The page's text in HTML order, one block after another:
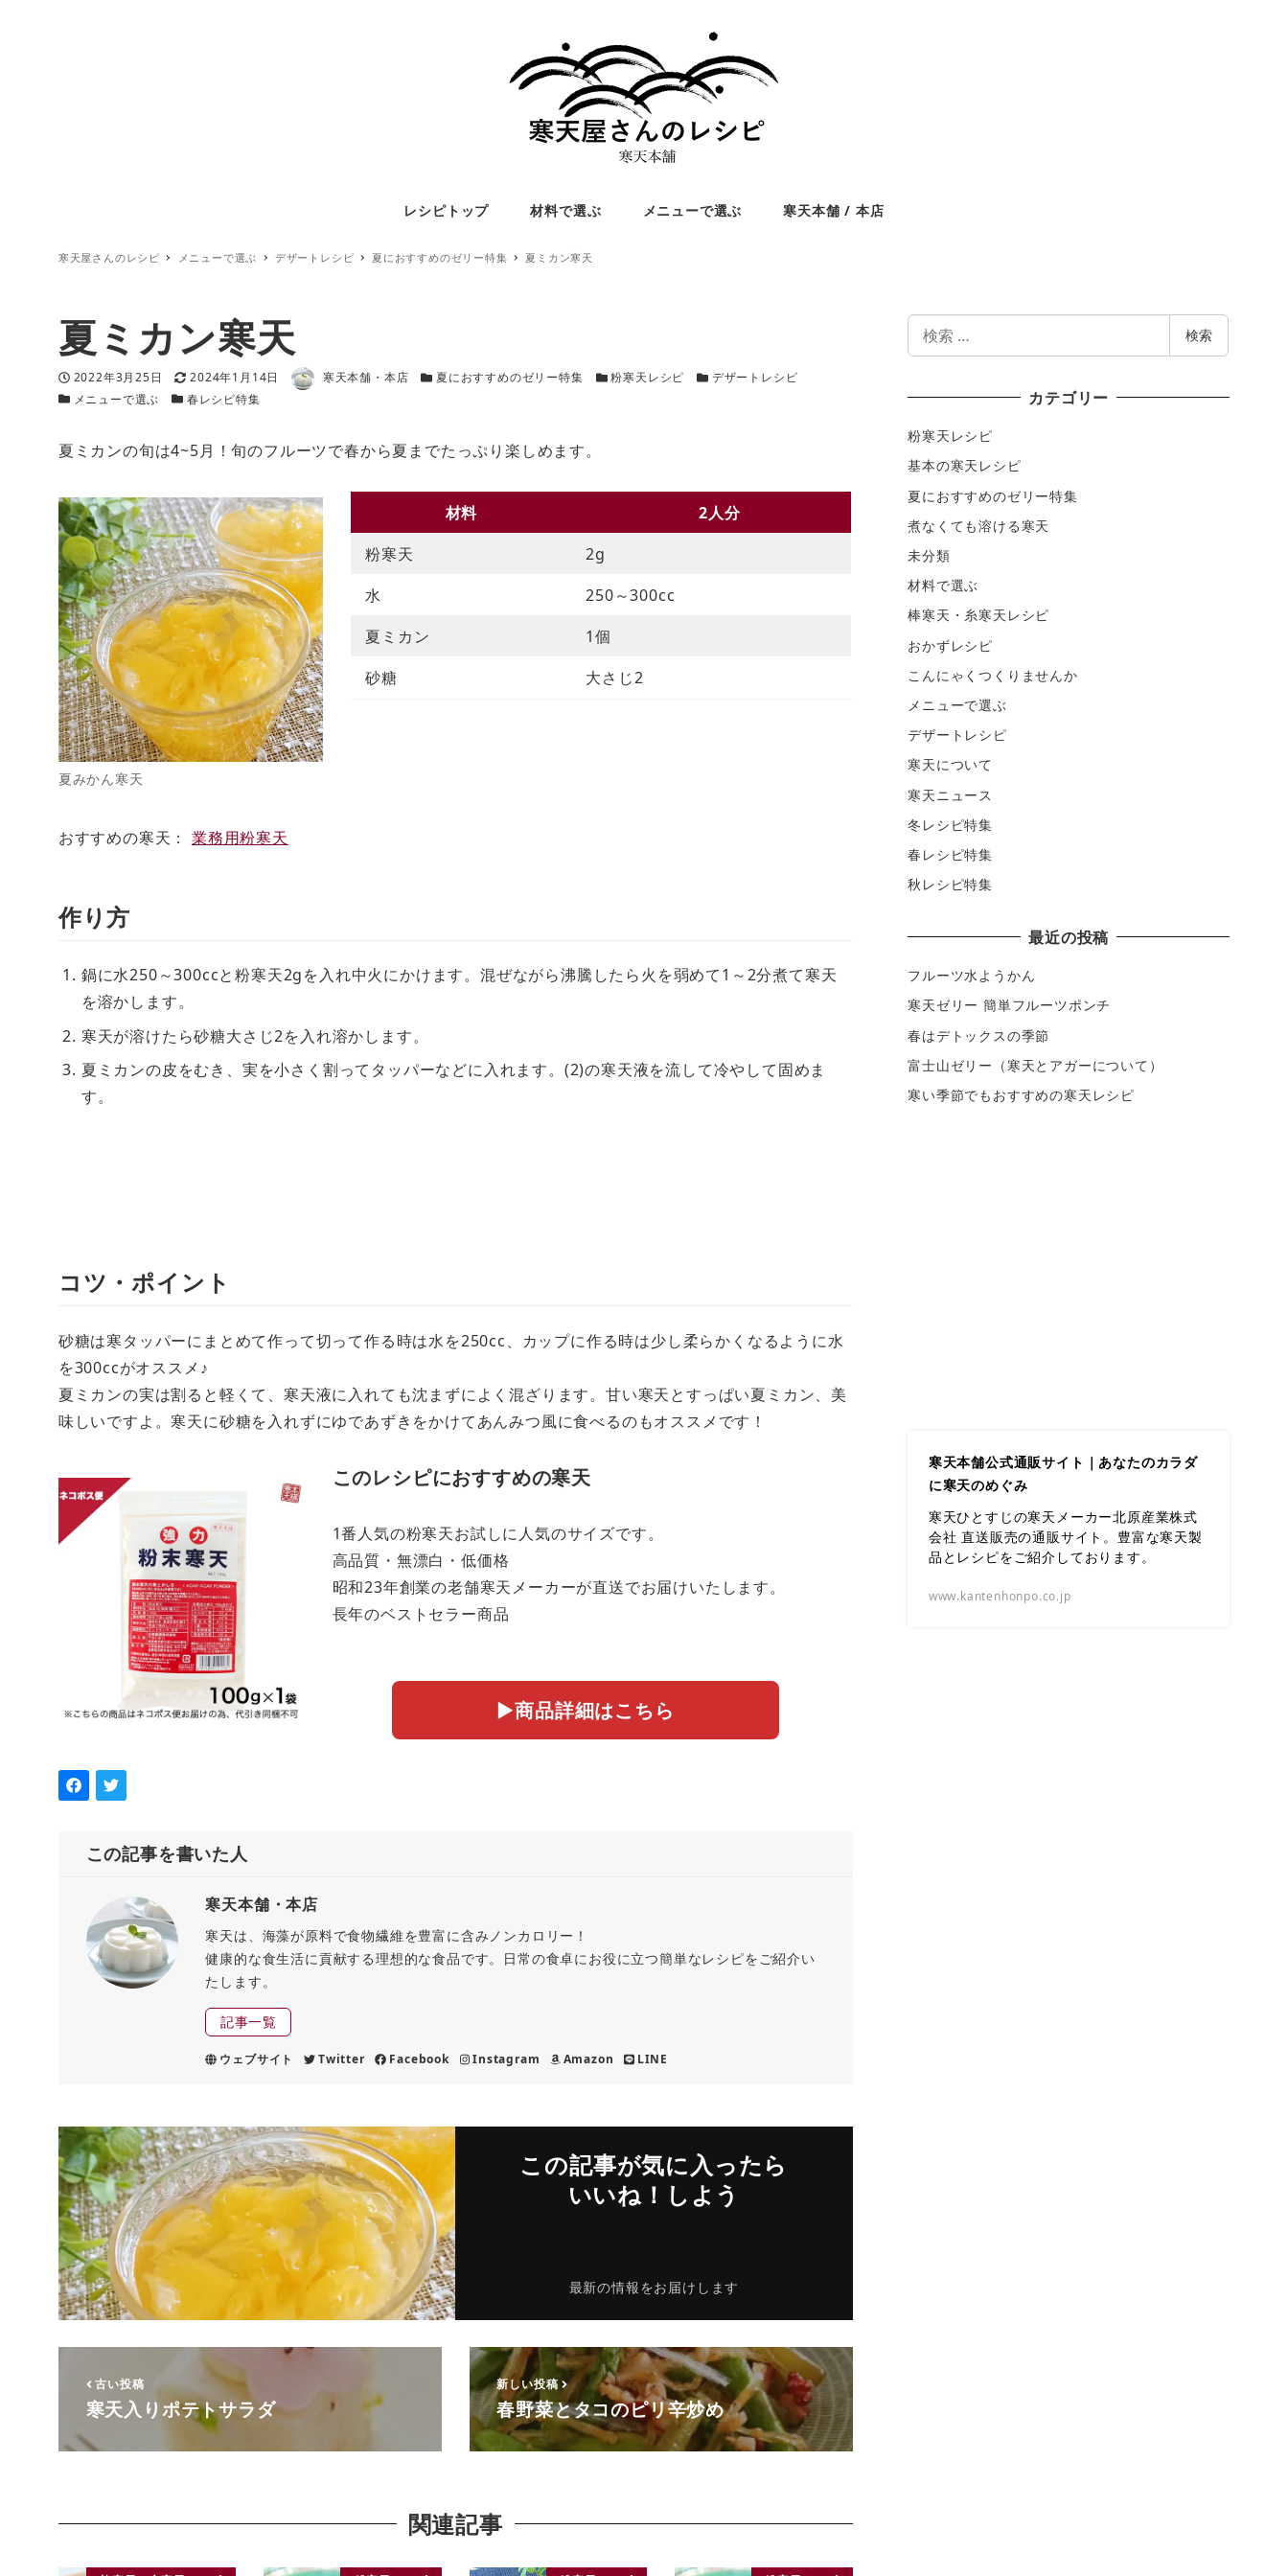
レシピトップ 材料で選ぶ メニューで選ぶ 寒天本舗 / 本店
寒天屋さんのレシピ メニューで選ぶ デザートレシピ 夏におすすめのゼリー特集 夏ミカン寒天
夏ミカン寒天
投稿日
2022年3月25日 更新日
2024年1月14日 著者 寒天本舗・本店 カテゴリー
夏におすすめのゼリー特集 カテゴリー
粉寒天レシピ カテゴリー
デザートレシピ
カテゴリー
メニューで選ぶ カテゴリー
春レシピ特集
夏ミカンの旬は4~5月！旬のフルーツで春から夏までたっぷり楽しめます。
夏みかん寒天
材料
2人分
粉寒天
2g
水
250～300cc
夏ミカン
1個
砂糖
大さじ2
おすすめの寒天： 業務用粉寒天
作り方
鍋に水250～300ccと粉寒天2gを入れ中火にかけます。混ぜながら沸騰したら火を弱めて1～2分煮て寒天
を溶かします。
寒天が溶けたら砂糖大さじ2を入れ溶かします。
夏ミカンの皮をむき、実を小さく割ってタッパーなどに入れます。(2)の寒天液を流して冷やして固めま
す。
コツ・ポイント
砂糖は寒タッパーにまとめて作って切って作る時は水を250cc、カップに作る時は少し柔らかくなるように水
を300ccがオススメ♪
夏ミカンの実は割ると軽くて、寒天液に入れても沈まずによく混ざります。甘い寒天とすっぱい夏ミカン、美
味しいですよ。寒天に砂糖を入れずにゆであずきをかけてあんみつ風に食べるのもオススメです！
このレシピにおすすめの寒天
1番人気の粉寒天お試しに人気のサイズです。
高品質・無漂白・低価格
昭和23年創業の老舗寒天メーカーが直送でお届けいたします。
長年のベストセラー商品
▶︎商品詳細はこちら
この記事を書いた人
寒天本舗・本店
寒天は、海藻が原料で食物繊維を豊富に含みノンカロリー！
健康的な食生活に貢献する理想的な食品です。日常の食卓にお役に立つ簡単なレシピをご紹介い
たします。
記事一覧
ウェブサイト Twitter Facebook Instagram Amazon LINE
この記事が気に入ったら
いいね！しよう
最新の情報をお届けします
古い投稿
寒天入りポテトサラダ
新しい投稿
春野菜とタコのピリ辛炒め
関連記事
検
検索
カテゴリー
粉寒天レシピ
基本の寒天レシピ
夏におすすめのゼリー特集
煮なくても溶ける寒天
未分類
材料で選ぶ
棒寒天・糸寒天レシピ
おかずレシピ
こんにゃくつくりませんか
メニューで選ぶ
デザートレシピ
寒天について
寒天ニュース
冬レシピ特集
春レシピ特集
秋レシピ特集
最近の投稿
フルーツ水ようかん
寒天ゼリー 簡単フルーツポンチ
春はデトックスの季節
富士山ゼリー（寒天とアガーについて）
寒い季節でもおすすめの寒天レシピ
寒天本舗公式通販サイト｜あなたのカラダ
に寒天のめぐみ
寒天ひとすじの寒天メーカー北原産業株式
会社 直送販売の通販サイト。豊富な寒天製
品とレシピをご紹介しております。
www.kantenhonpo.co.jp